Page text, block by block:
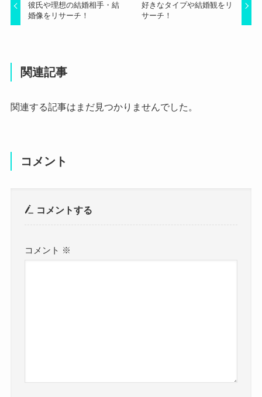
彼氏や理想の結婚相手・結
婚像をリサーチ！
好きなタイプや結婚観をリ
サーチ！
関連記事
関連する記事はまだ見つかりませんでした。
コメント
コメントする
コメント ※